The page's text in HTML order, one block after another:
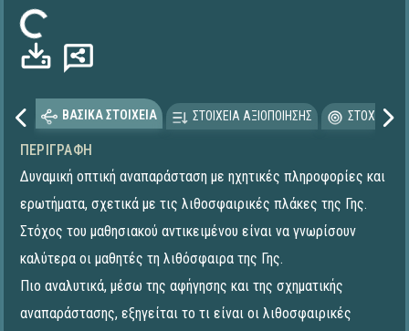
ΒΑΣΙΚΑ ΣΤΟΙΧΕΙΑ ΣΤΟΙΧΕΙΑ ΑΞΙΟΠΟΙΗΣΗΣ
ΠΕΡΙΓΡΑΦΉ
Δυναμική οπτική αναπαράσταση με ηχητικές πληροφορίες και
ερωτήματα, σχετικά με τις λιθοσφαιρικές πλάκες της Γης.
Στόχος του μαθησιακού αντικειμένου είναι να γνωρίσουν
καλύτερα οι μαθητές τη λιθόσφαιρα της Γης.
Πιο αναλυτικά, μέσω της αφήγησης και της σχηματικής
αναπαράστασης, εξηγείται το τι είναι οι λιθοσφαιρικές